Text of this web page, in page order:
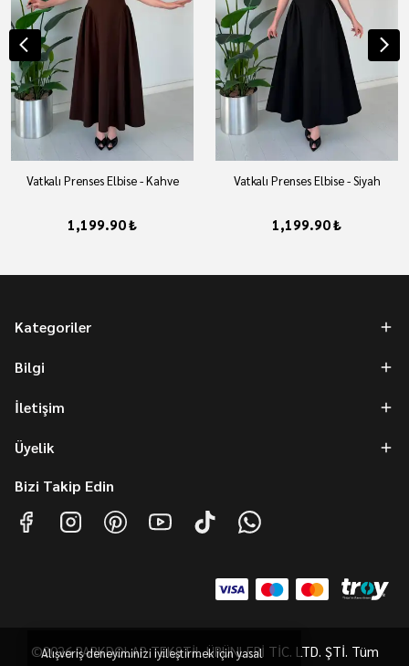
Alışveriş deneyiminizi iyileştirmek için yasal
Vatkalı Prenses Elbise - Kahve
1,199.90 ₺
Vatkalı Prenses Elbise - Siyah
1,199.90 ₺
Kategoriler
Bilgi
İletişim
Üyelik
Bizi Takip Edin
©2026 PARKDOLAP TEKSTİL ÜRÜNLERİ TİC. LTD. ŞTİ. Tüm